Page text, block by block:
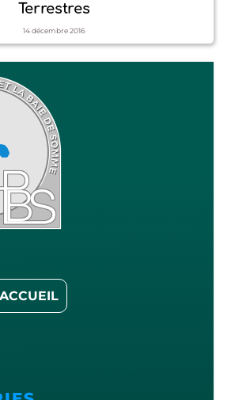
Terrestres
14décembre2016